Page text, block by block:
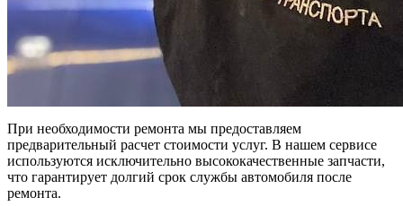
При необходимости ремонта мы предоставляем
предварительный расчет стоимости услуг. В нашем сервисе
используются исключительно высококачественные запчасти,
что гарантирует долгий срок службы автомобиля после
ремонта.